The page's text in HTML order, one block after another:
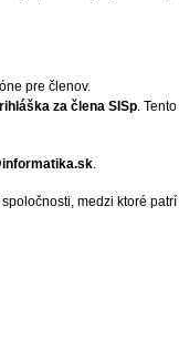
pre členov.
za člena SISp.
.
medzi ktoré